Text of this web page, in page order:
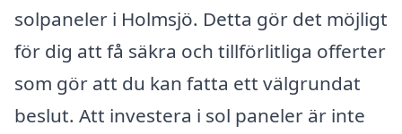
solpaneler i Holmsjö. Detta gör det möjligt
för dig att få säkra och tillförlitliga offerter
som gör att du kan fatta ett välgrundat
beslut. Att investera i sol paneler är inte